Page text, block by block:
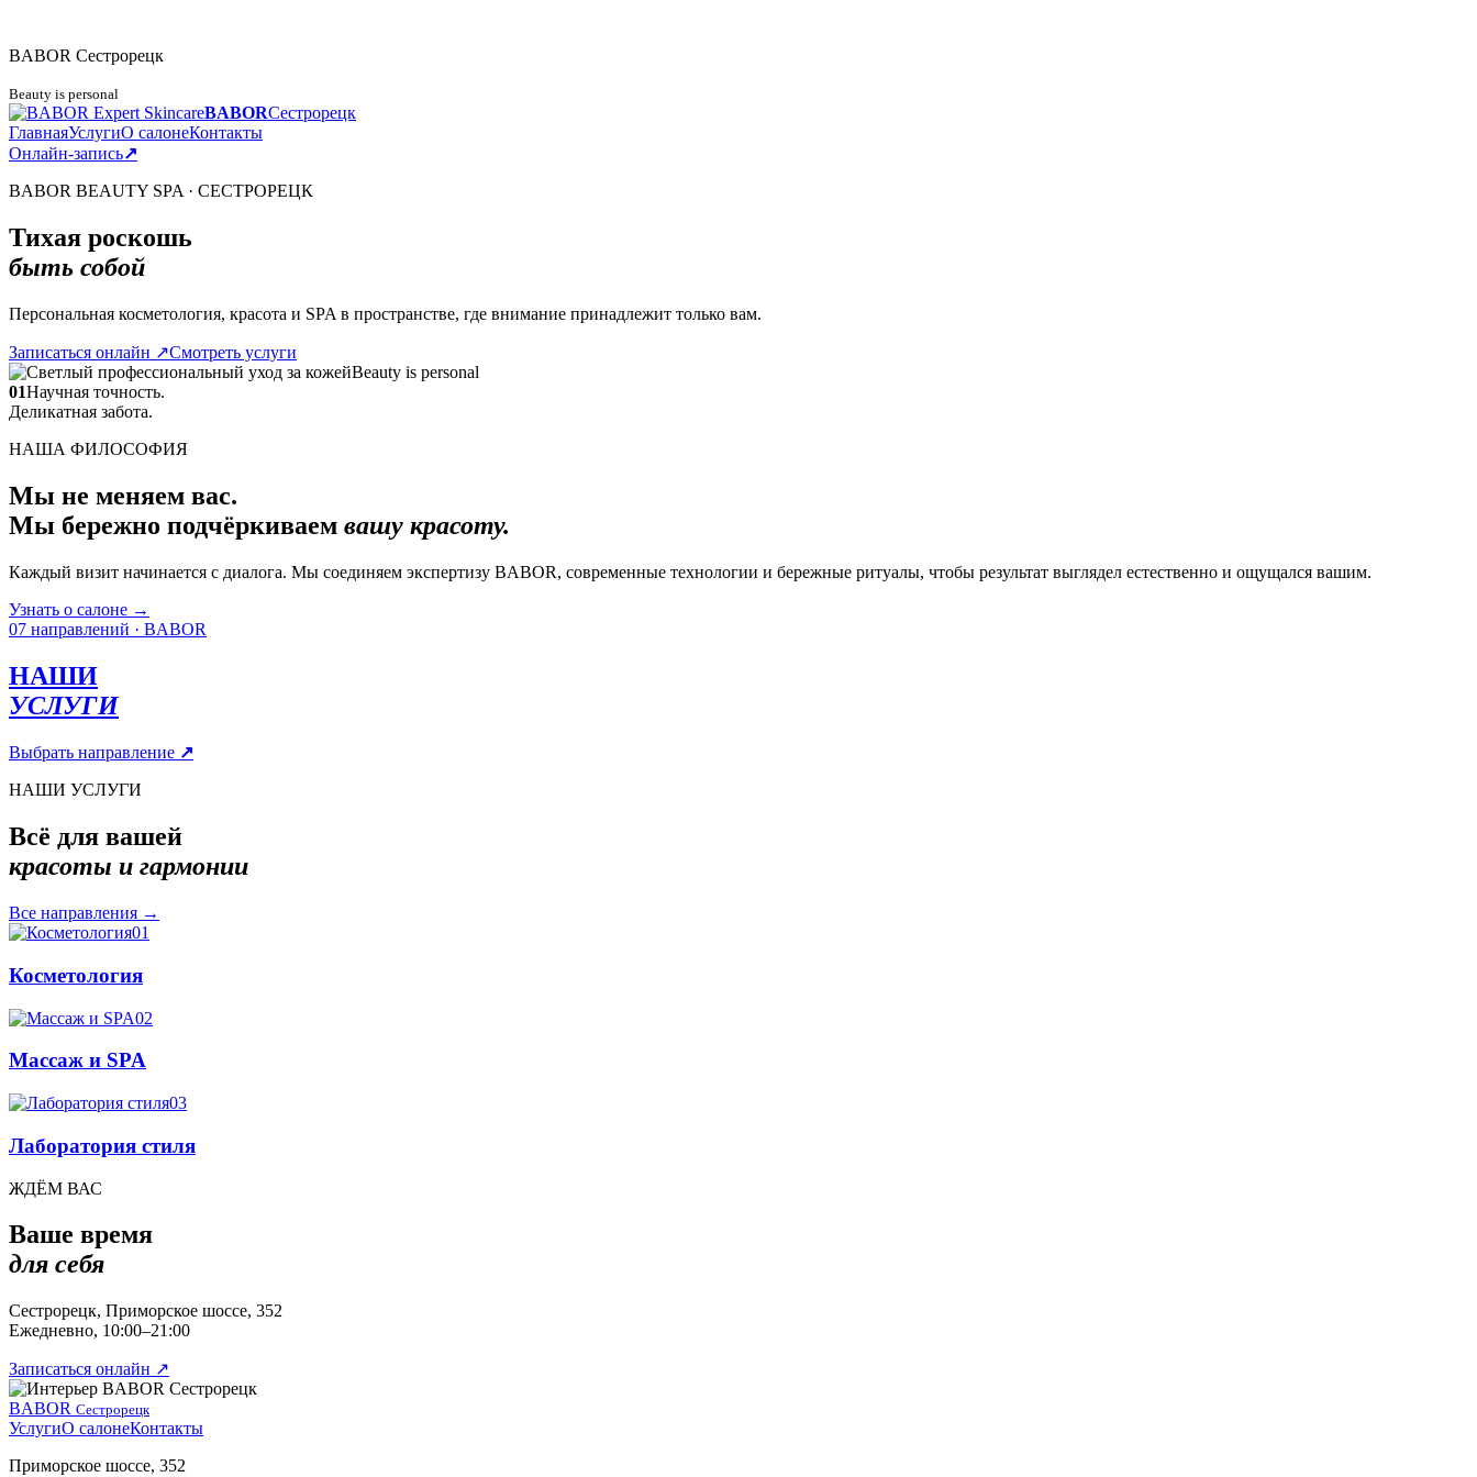
BABOR Сестрорецк
Beauty is personal
BABORСестрорецк
ГлавнаяУслугиО салонеКонтакты
Онлайн-запись↗
BABOR BEAUTY SPA · СЕСТРОРЕЦК
Тихая роскошь
быть собой
Персональная косметология, красота и SPA в пространстве, где внимание принадлежит только вам.
Записаться онлайн ↗Смотреть услуги
Beauty is personal
01Научная точность.
Деликатная забота.
НАША ФИЛОСОФИЯ
Мы не меняем вас.
Мы бережно подчёркиваем вашу красоту.
Каждый визит начинается с диалога. Мы соединяем экспертизу BABOR, современные технологии и бережные ритуалы, чтобы результат выглядел естественно и ощущался вашим.
Узнать о салоне →
07 направлений · BABOR
НАШИ
УСЛУГИ
Выбрать направление ↗
НАШИ УСЛУГИ
Всё для вашей
красоты и гармонии
Все направления →
01
Косметология
02
Массаж и SPA
03
Лаборатория стиля
ЖДЁМ ВАС
Ваше время
для себя
Сестрорецк, Приморское шоссе, 352
Ежедневно, 10:00–21:00
Записаться онлайн ↗
BABOR Сестрорецк
УслугиО салонеКонтакты
Приморское шоссе, 352